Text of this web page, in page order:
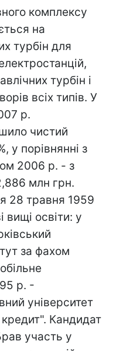
комплексу
на
турбін для
турбін і
всіх типів. У
р.
чистий
у порівнянні з
2006 р. - з
млн грн.
28 травня 1959
вищі освіти: у
за фахом
р. -
університет
Кандидат
участь у